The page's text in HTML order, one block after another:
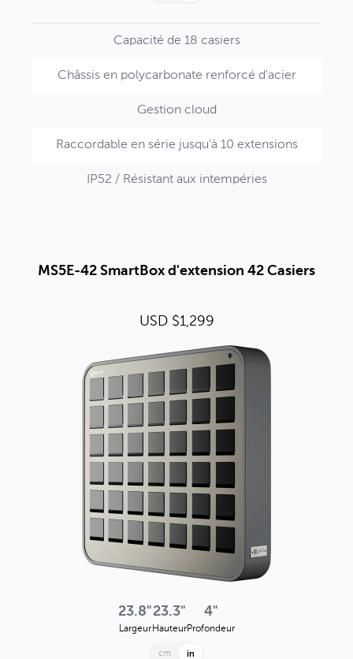
Capacité de 18 casiers
Châssis en polycarbonate renforcé d'acier
Gestion cloud
Raccordable en série jusqu'à 10 extensions
IP52 / Résistant aux intempéries
MS5E-42 SmartBox d'extension 42 Casiers
USD $1,299
23.8"
Largeur
23.3"
Hauteur
4"
Profondeur
cm in